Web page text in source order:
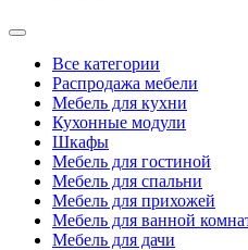
Все категории
Распродажа мебели
Мебель для кухни
Кухонные модули
Шкафы
Мебель для гостиной
Мебель для спальни
Мебель для прихожей
Мебель для ванной
Мебель для дачи